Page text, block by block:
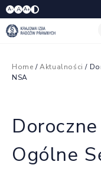
A- A A+
Home /Aktualności /
NSA
Ogólne